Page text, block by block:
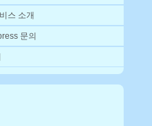
스 소개
문의